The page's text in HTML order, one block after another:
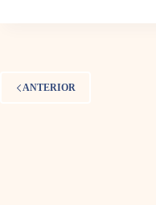
ANTERIOR